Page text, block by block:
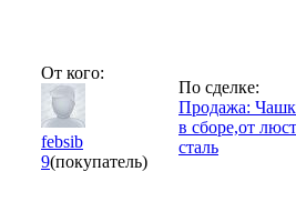
От кого:
febsib
9(покупатель)
По сделке:
Продажа:
в сборе,от
сталь